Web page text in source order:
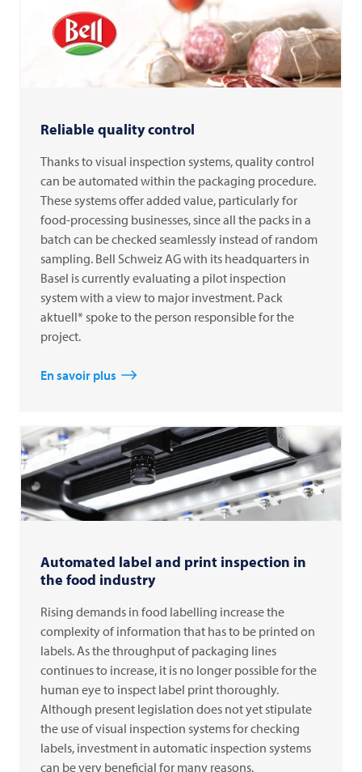
Reliable quality control
Thanks to visual inspection systems, quality control
can be automated within the packaging procedure.
These systems offer added value, particularly for
food-processing businesses, since all the packs in a
batch can be checked seamlessly instead of random
sampling. Bell Schweiz AG with its headquarters in
Basel is currently evaluating a pilot inspection
system with a view to major investment. Pack
aktuell* spoke to the person responsible for the
project.
En savoir plus
Automated label and print inspection in
the food industry
Rising demands in food labelling increase the
complexity of information that has to be printed on
labels. As the throughput of packaging lines
continues to increase, it is no longer possible for the
human eye to inspect label print thoroughly.
Although present legislation does not yet stipulate
the use of visual inspection systems for checking
labels, investment in automatic inspection systems
can be very beneficial for many reasons.